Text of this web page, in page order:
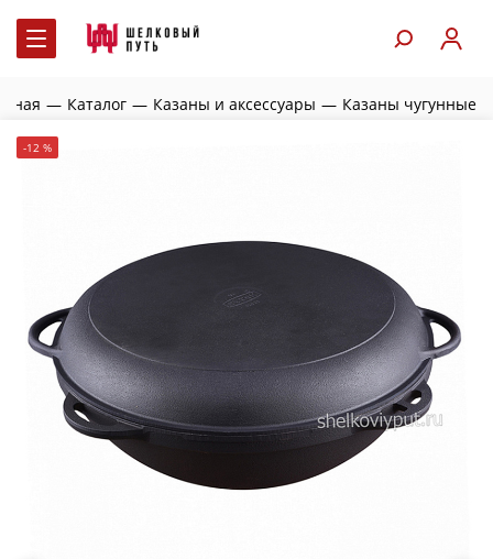
— Каталог — Казаны и аксессуары — Казаны чугунные
-12 %